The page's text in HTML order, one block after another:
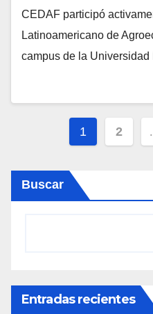
CEDAF participó
Latinoamericano de
campus de la
entradas
1 2
Buscar
Entradas recientes